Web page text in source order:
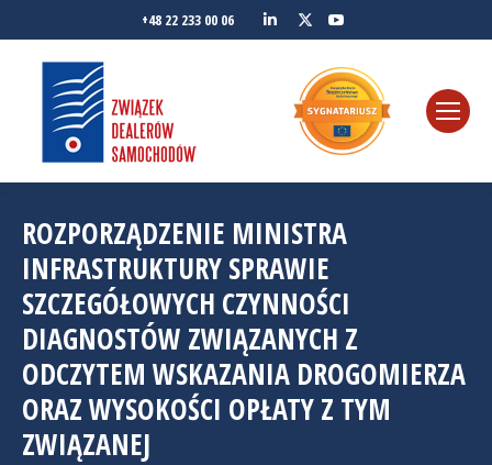
+48 22 233 00 06
Linkedin
Twitter
ROZPORZĄDZENIE MINISTRA
INFRASTRUKTURY SPRAWIE
SZCZEGÓŁOWYCH CZYNNOŚCI
DIAGNOSTÓW ZWIĄZANYCH Z
ODCZYTEM WSKAZANIA DROGOMIERZA
ORAZ WYSOKOŚCI OPŁATY Z TYM
ZWIĄZANEJ